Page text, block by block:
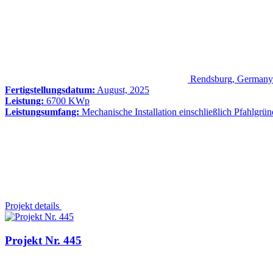
Rendsburg, Germany
Fertigstellungsdatum: August, 2025
Leistung: 6700 KWp
Leistungsumfang: Mechanische Installation einschließlich
Projekt details
Projekt Nr. 445